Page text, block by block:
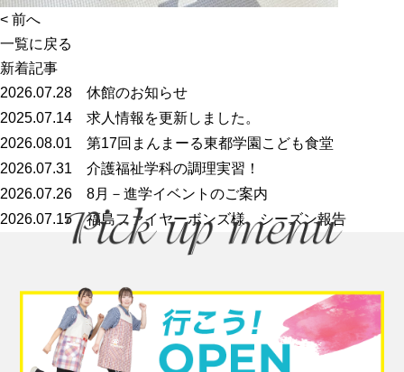
< 前へ
一覧に戻る
新着記事
2026.07.28 休館のお知らせ
2025.07.14 求人情報を更新しました。
2026.08.01 第17回まんまーる東都学園こども食堂
2026.07.31 介護福祉学科の調理実習！
2026.07.26 8月－進学イベントのご案内
2026.07.15福島ファイヤーボンズ様 シーズン報告